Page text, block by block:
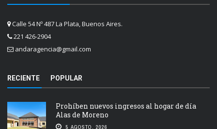
Calle 54 Nº 487 La Plata, Buenos Aires.
221 426-2904
andaragencia@gmail.com
RECIENTE POPULAR
Prohíben nuevos ingresos al hogar de día
Alas de Moreno
5 AGOSTO, 2026